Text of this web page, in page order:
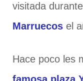
visitada
Marruecos el
Hace poco les